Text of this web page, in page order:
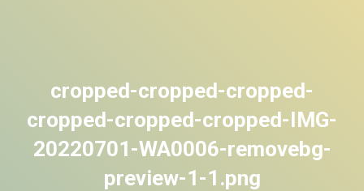
cropped-cropped-cropped-
cropped-cropped-cropped-IMG-
20220701-WA0006-removebg-
preview-1-1.png